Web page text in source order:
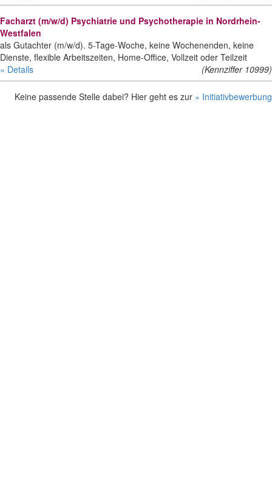
Facharzt (m/w/d) Psychiatrie und Psychotherapie in Nordrhein-
Westfalen
als Gutachter (m/w/d). 5-Tage-Woche, keine Wochenenden, keine
Dienste, flexible Arbeitszeiten, Home-Office, Vollzeit oder Teilzeit
» Details
(Kennziffer 10999)
Keine passende Stelle dabei? Hier geht es zur » Initiativbewerbung